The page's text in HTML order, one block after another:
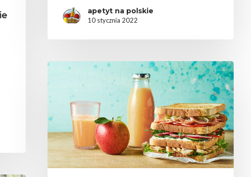
apetyt na polskie
10 stycznia 2022